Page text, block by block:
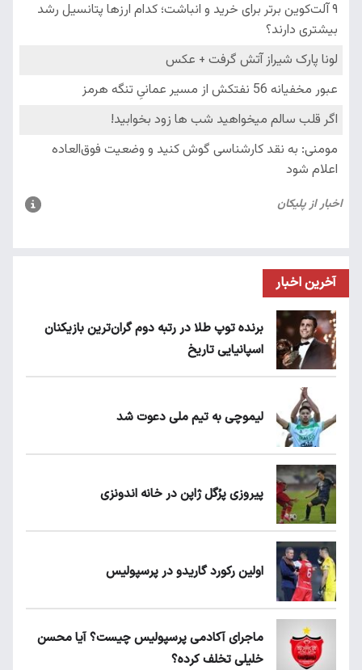
آخرین اخبار
برنده توپ طلا در رتبه دوم گران‌ترین بازیکنان
اسپانیایی تاریخ
لیموچی به تیم ملی دعوت شد
پیروزی پرُگل ژاپن در خانه اندونزی
اولین رکورد گاریدو در پرسپولیس
ماجرای آکادمی پرسپولیس چیست؟ آیا محسن
خلیلی تخلف کرده؟